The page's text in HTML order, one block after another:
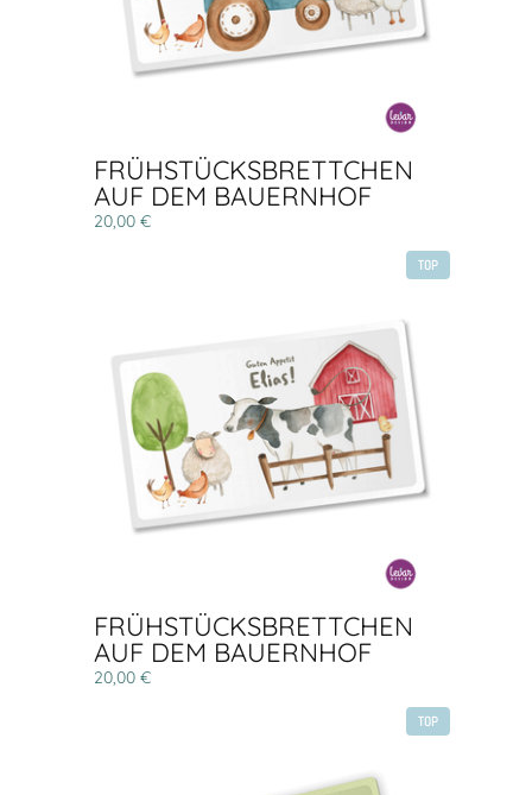
FRÜHSTÜCKSBRETTCHEN
AUF DEM BAUERNHOF
20,00 €
TOP
FRÜHSTÜCKSBRETTCHEN
AUF DEM BAUERNHOF
20,00 €
TOP